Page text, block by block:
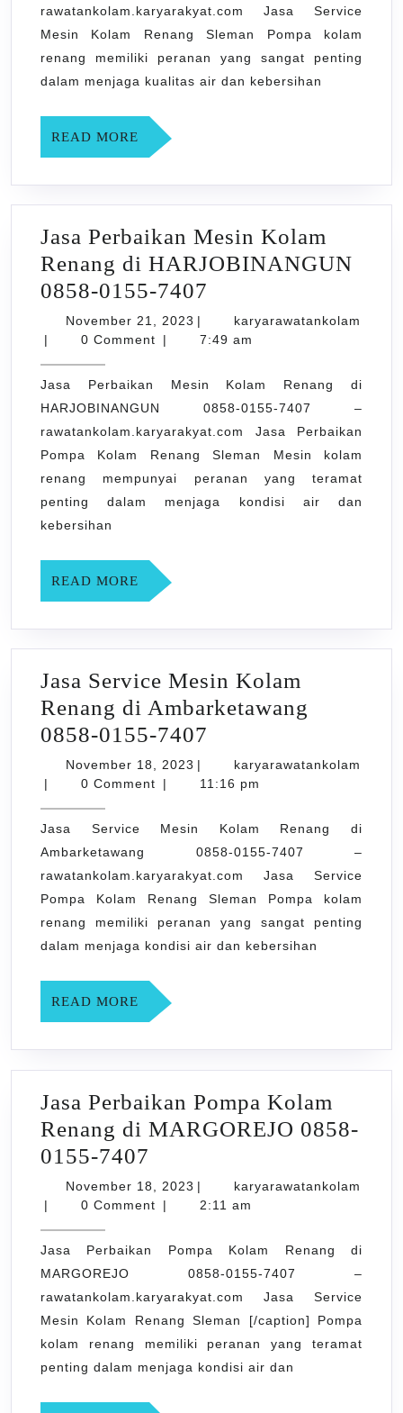
NGEMPLAK
0858-
0155-
7407
rawatankolam.karyarakyat.com Jasa Service
Mesin Kolam Renang Sleman Pompa kolam
renang memiliki peranan yang sangat penting
dalam menjaga kualitas air dan kebersihan
READ MORE READ
MORE
Jasa Perbaikan Mesin Kolam
Renang di HARJOBINANGUN
0858-0155-7407
Perbaikan
Mesin
Renang
di
0858-
0155-
November 21, 2023 November
21,
|
karyarawatankolam
karyarawatankolam
| 0 Comment | 7:49 am
Jasa Perbaikan Mesin Kolam Renang di
HARJOBINANGUN 0858-0155-7407 –
rawatankolam.karyarakyat.com Jasa Perbaikan
Pompa Kolam Renang Sleman Mesin kolam
renang mempunyai peranan yang teramat
penting dalam menjaga kondisi air dan
kebersihan
READ MORE READ
MORE
Jasa Service Mesin Kolam
Renang di Ambarketawang
0858-0155-7407
Service
Mesin
Renang
di
Ambarketawang
0858-
0155-
November 18, 2023 November
18,
|
karyarawatankolam
karyarawatankolam
| 0 Comment | 11:16 pm
Jasa Service Mesin Kolam Renang di
Ambarketawang 0858-0155-7407 –
rawatankolam.karyarakyat.com Jasa Service
Pompa Kolam Renang Sleman Pompa kolam
renang memiliki peranan yang sangat penting
dalam menjaga kondisi air dan kebersihan
READ MORE READ
MORE
Jasa Perbaikan Pompa Kolam
Renang di MARGOREJO 0858-
0155-7407
Perbaikan
Pompa
Renang
di
MARGOREJO
0858-
0155-
7407
November 18, 2023 November
18,
|
karyarawatankolam
karyarawatankolam
| 0 Comment | 2:11 am
Jasa Perbaikan Pompa Kolam Renang di
MARGOREJO 0858-0155-7407 –
rawatankolam.karyarakyat.com Jasa Service
Mesin Kolam Renang Sleman [/caption] Pompa
kolam renang memiliki peranan yang teramat
penting dalam menjaga kondisi air dan